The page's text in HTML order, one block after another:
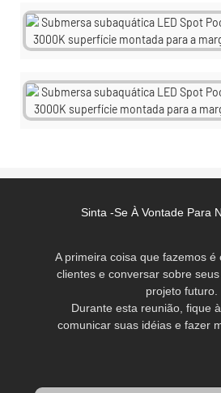
Sinta -se À Vontade Para
A primeira coisa que fazemos é
clientes e conversar sobre
projeto futuro.
Durante esta reunião, fique
comunicar suas idéias e fazer